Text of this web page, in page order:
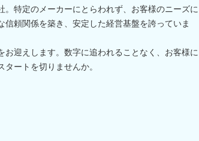
特定のメーカーにとらわれず、お客様のニーズに
頼関係を築き、安定した経営基盤を誇っていま
迎えします。数字に追われることなく、お客様に
ートを切りませんか。